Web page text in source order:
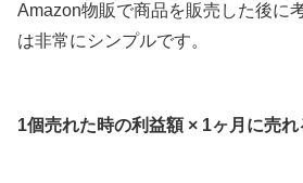
Amazon物販で商品を販売した後に
は非常にシンプルです。
1個売れた時の利益額 × 1ヶ月に売れ